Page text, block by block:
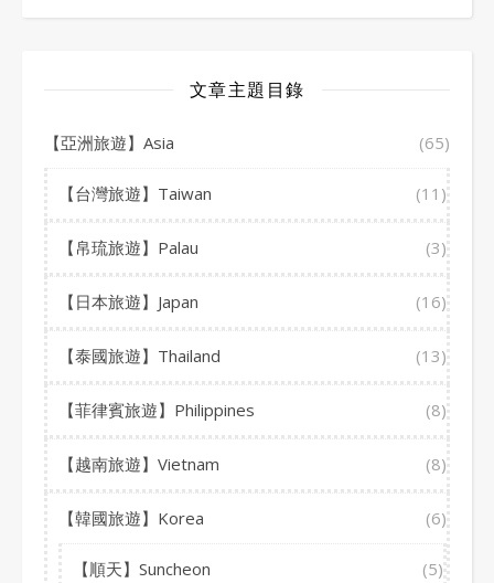
文章主題目錄
【亞洲旅遊】Asia (65)
【台灣旅遊】Taiwan (11)
【帛琉旅遊】Palau (3)
【日本旅遊】Japan (16)
【泰國旅遊】Thailand (13)
【菲律賓旅遊】Philippines (8)
【越南旅遊】Vietnam (8)
【韓國旅遊】Korea (6)
【順天】Suncheon (5)